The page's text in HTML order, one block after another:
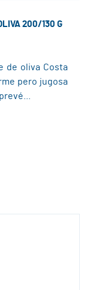
200/130 G
de oliva Costa
pero jugosa